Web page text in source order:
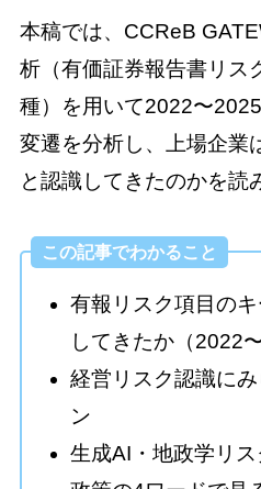
本稿では、CCReB
析（有価証券報告書リス
種）を用いて2022〜
変遷を分析し、上場企業
と認識してきたのかを読
この記事でわかること
有報リスク項目の
してきたか（2022
経営リスク認識に
ン
生成AI・地政学リ